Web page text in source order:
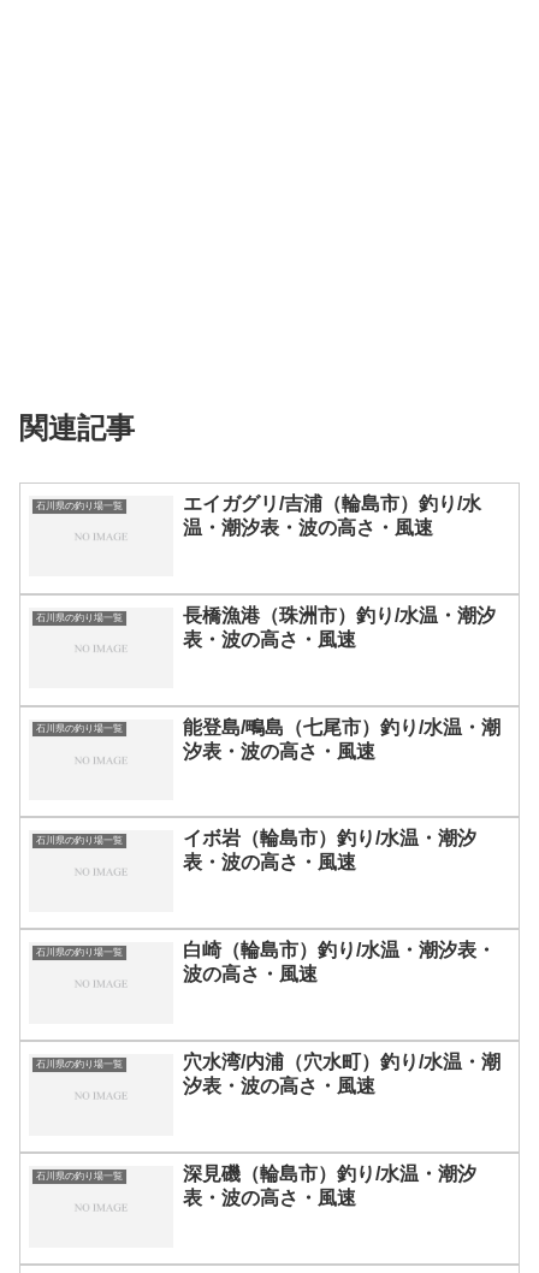
関連記事
石川県の釣り場一覧
エイガグリ/吉浦（輪島市）釣り/水
温・潮汐表・波の高さ・風速
石川県の釣り場一覧
長橋漁港（珠洲市）釣り/水温・潮汐
表・波の高さ・風速
石川県の釣り場一覧
能登島/鴫島（七尾市）釣り/水温・潮
汐表・波の高さ・風速
石川県の釣り場一覧
イボ岩（輪島市）釣り/水温・潮汐
表・波の高さ・風速
石川県の釣り場一覧
白崎（輪島市）釣り/水温・潮汐表・
波の高さ・風速
石川県の釣り場一覧
穴水湾/内浦（穴水町）釣り/水温・潮
汐表・波の高さ・風速
石川県の釣り場一覧
深見磯（輪島市）釣り/水温・潮汐
表・波の高さ・風速